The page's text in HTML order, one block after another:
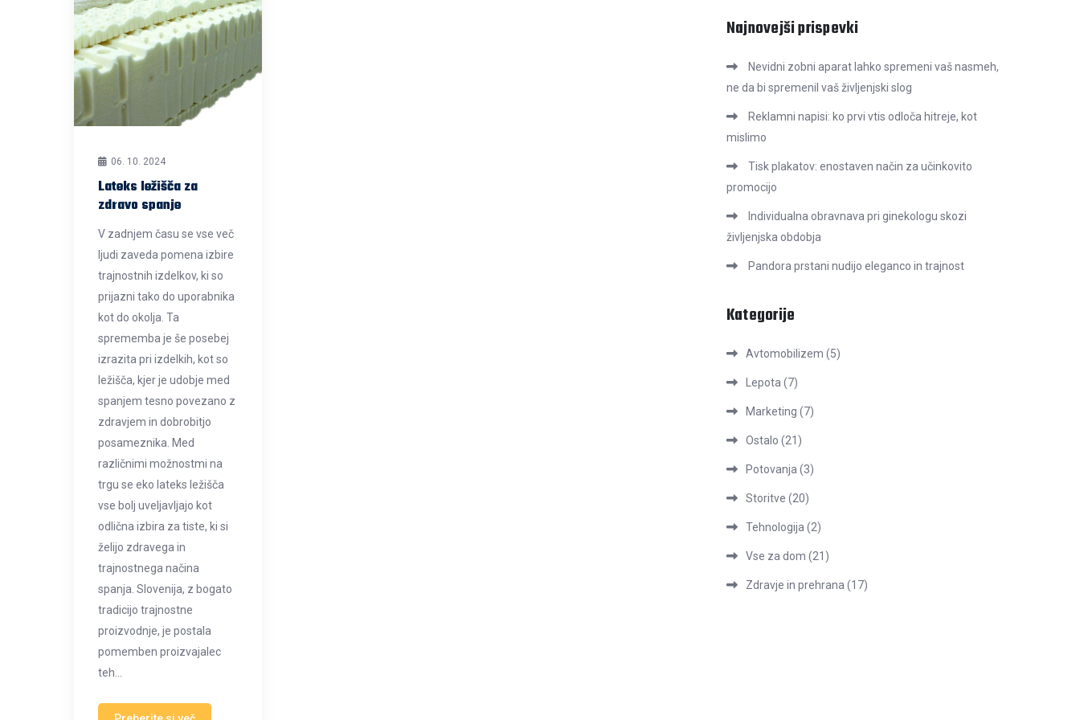
06. 10. 2024
Lateks ležišča za
zdravo spanje
V zadnjem času se vse več
ljudi zaveda pomena izbire
trajnostnih izdelkov, ki so
prijazni tako do uporabnika
kot do okolja. Ta
sprememba je še posebej
izrazita pri izdelkih, kot so
ležišča, kjer je udobje med
spanjem tesno povezano z
zdravjem in dobrobitjo
posameznika. Med
različnimi možnostmi na
trgu se eko lateks ležišča
vse bolj uveljavljajo kot
odlična izbira za tiste, ki si
želijo zdravega in
trajnostnega načina
spanja. Slovenija, z bogato
tradicijo trajnostne
proizvodnje, je postala
pomemben proizvajalec
teh…
Najnovejši prispevki
Nevidni zobni aparat lahko spremeni vaš nasmeh,
ne da bi spremenil vaš življenjski slog
Reklamni napisi: ko prvi vtis odloča hitreje, kot
mislimo
Tisk plakatov: enostaven način za učinkovito
promocijo
Individualna obravnava pri ginekologu skozi
življenjska obdobja
Pandora prstani nudijo eleganco in trajnost
Kategorije
Avtomobilizem (5)
Lepota (7)
Marketing (7)
Ostalo (21)
Potovanja (3)
Storitve (20)
Tehnologija (2)
Vse za dom (21)
Zdravje in prehrana (17)